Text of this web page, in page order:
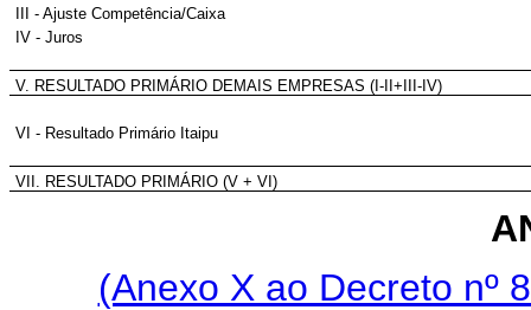
III - Ajuste Competência/Caixa
IV - Juros
V. RESULTADO PRIMÁRIO DEMAIS EMPRESAS (I-II+III-IV)
VI - Resultado Primário Itaipu
VII. RESULTADO PRIMÁRIO (V + VI)
(Anexo X ao Decreto nº